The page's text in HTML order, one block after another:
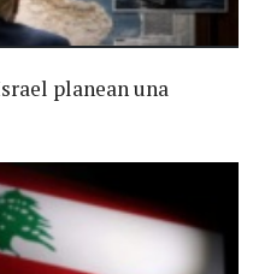
planean una